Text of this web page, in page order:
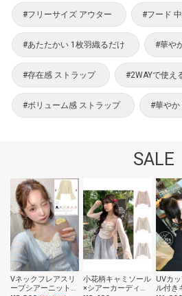
#フリーサイズ アウター #フード
#あたたかい 1枚羽織るだけ #華や
#存在感 ストラップ #2WAYで使え
#ボリューム感 ストラップ #華やか
SALE
Vネックフレアスリ
ーブシアーニットカ
小花柄キャミソール
×シアーカーディガ
UVカ
ル付き